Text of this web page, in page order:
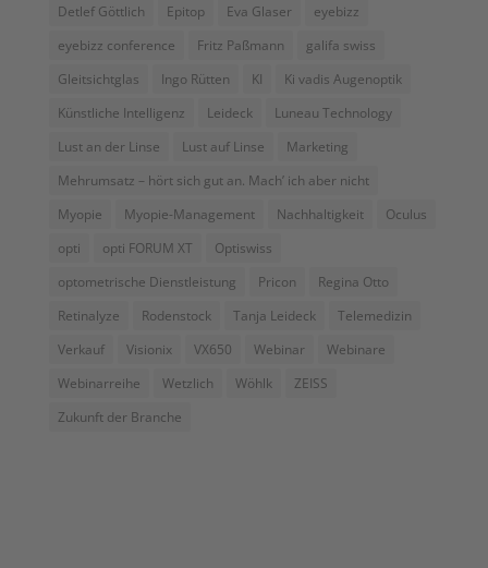
Detlef Göttlich
Epitop Eva Glaser
eyebizz
eyebizz conference
Fritz Paßmann
galifa swiss
Gleitsichtglas
Ingo Rütten KI
Ki vadis Augenoptik
Künstliche Intelligenz
Leideck
Luneau Technology
Lust an der Linse
Lust auf Linse
Marketing
Mehrumsatz – hört sich gut an. Mach’ ich aber nicht
Myopie
Myopie-Management Nachhaltigkeit
Oculus
opti
opti FORUM XT
Optiswiss
optometrische Dienstleistung
Pricon
Regina Otto
Retinalyze
Rodenstock Tanja Leideck
Telemedizin
Verkauf
Visionix VX650 Webinar
Webinare
Webinarreihe
Wetzlich Wöhlk
ZEISS
Zukunft der Branche